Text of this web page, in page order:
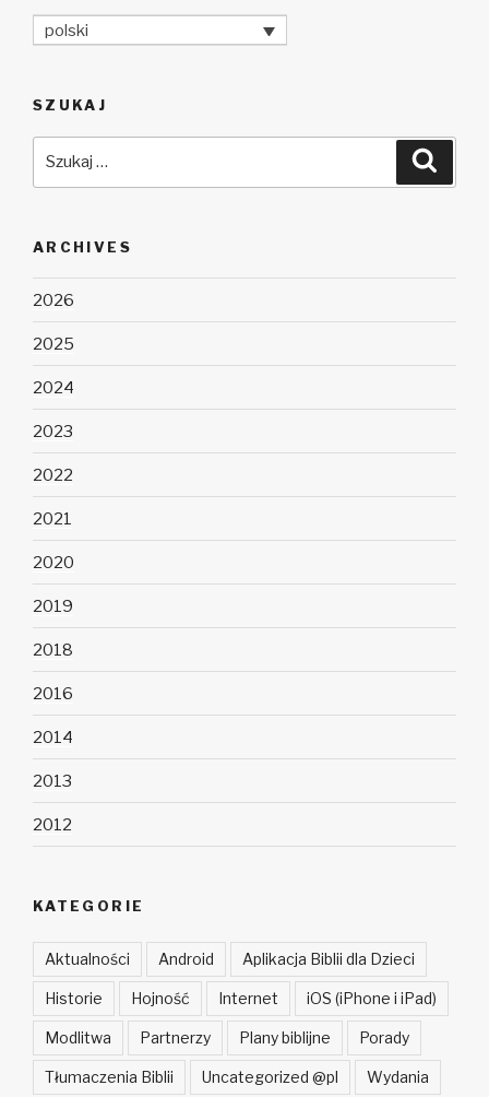
polski
SZUKAJ
ARCHIVES
2026
2025
2024
2023
2022
2021
2020
2019
2018
2016
2014
2013
2012
KATEGORIE
Aktualności Android Aplikacja Biblii dla Dzieci
Historie Hojność Internet iOS (iPhone i iPad)
Modlitwa Partnerzy Plany biblijne Porady
Tłumaczenia Biblii Uncategorized @pl Wydania